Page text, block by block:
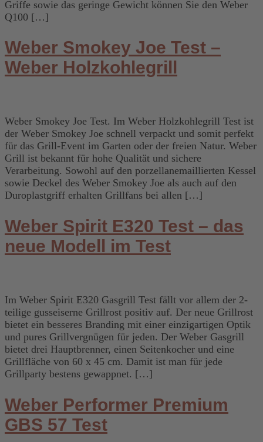
Griffe sowie das geringe Gewicht können Sie den Weber
Q100 […]
Weber Smokey Joe Test –
Weber Holzkohlegrill
Weber Smokey Joe Test. Im Weber Holzkohlegrill Test ist
der Weber Smokey Joe schnell verpackt und somit perfekt
für das Grill-Event im Garten oder der freien Natur. Weber
Grill ist bekannt für hohe Qualität und sichere
Verarbeitung. Sowohl auf den porzellanemaillierten Kessel
sowie Deckel des Weber Smokey Joe als auch auf den
Duroplastgriff erhalten Grillfans bei allen […]
Weber Spirit E320 Test – das
neue Modell im Test
Im Weber Spirit E320 Gasgrill Test fällt vor allem der 2-
teilige gusseiserne Grillrost positiv auf. Der neue Grillrost
bietet ein besseres Branding mit einer einzigartigen Optik
und pures Grillvergnügen für jeden. Der Weber Gasgrill
bietet drei Hauptbrenner, einen Seitenkocher und eine
Grillfläche von 60 x 45 cm. Damit ist man für jede
Grillparty bestens gewappnet. […]
Weber Performer Premium
GBS 57 Test